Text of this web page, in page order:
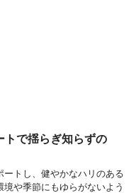
トで揺らぎ知らずの
ートし、健やかなハリのある
や季節にもゆらがないよう